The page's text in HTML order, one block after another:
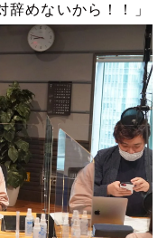
めないから！！」